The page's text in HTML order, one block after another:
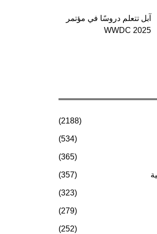
آبل تتعلم دروسًا في مؤتمر
WWDC 2025
(2188)
(534)
(365)
(357)
(323)
(279)
(252)